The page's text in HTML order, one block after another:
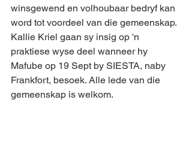
winsgewend en volhoubaar bedryf kan
word tot voordeel van die gemeenskap.
Kallie Kriel gaan sy insig op 'n
praktiese wyse deel wanneer hy
Mafube op 19 Sept by SIESTA, naby
Frankfort, besoek. Alle lede van die
gemeenskap is welkom.